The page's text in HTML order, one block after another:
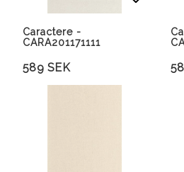
Caractere -
CARA201171111
589 SEK